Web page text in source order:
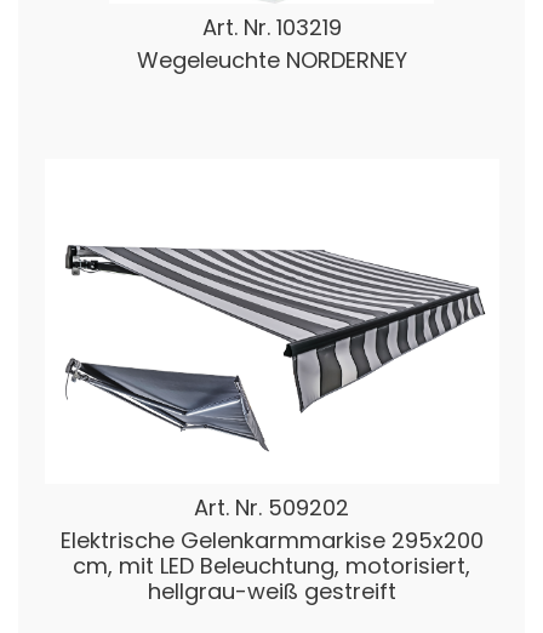
Art. Nr. 103219
Wegeleuchte NORDERNEY
Art. Nr. 509202
Elektrische Gelenkarmmarkise 295x200
cm, mit LED Beleuchtung, motorisiert,
hellgrau-weiß gestreift